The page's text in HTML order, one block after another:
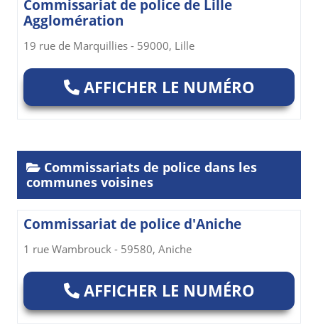
Commissariat de police de Lille
Agglomération
19 rue de Marquillies - 59000, Lille
AFFICHER LE NUMÉRO
Commissariats de police dans les
communes voisines
Commissariat de police d'Aniche
1 rue Wambrouck - 59580, Aniche
AFFICHER LE NUMÉRO